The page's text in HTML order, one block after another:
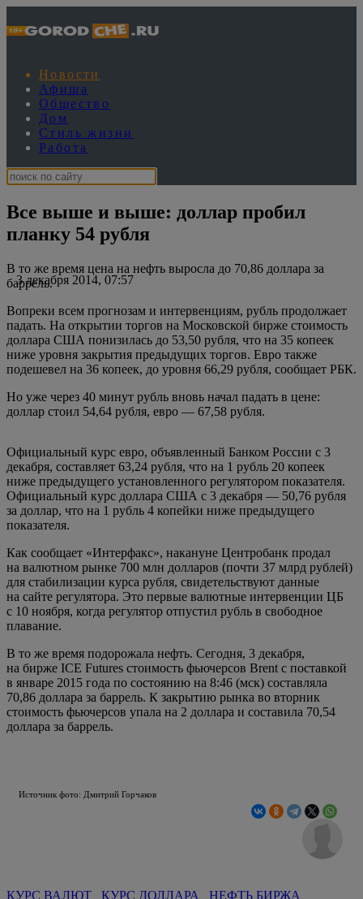
Новости
Афиша
Общество
Дом
Стиль жизни
Работа
Все выше и выше: доллар пробил
планку 54 рубля
3 декабря 2014, 07:57
В то же время цена на нефть выросла до 70,86 доллара за
баррель.
Вопреки всем прогнозам и интервенциям, рубль продолжает
падать. На открытии торгов на Московской бирже стоимость
доллара США понизилась до 53,50 рубля, что на 35 копеек
ниже уровня закрытия предыдущих торгов. Евро также
подешевел на 36 копеек, до уровня 66,29 рубля, сообщает РБК.
Но уже через 40 минут рубль вновь начал падать в цене:
доллар стоил 54,64 рубля, евро — 67,58 рубля.
Официальный курс евро, объявленный Банком России с 3
декабря, составляет 63,24 рубля, что на 1 рубль 20 копеек
ниже предыдущего установленного регулятором показателя.
Официальный курс доллара США с 3 декабря — 50,76 рубля
за доллар, что на 1 рубль 4 копейки ниже предыдущего
показателя.
Как сообщает «Интерфакс», накануне Центробанк продал
на валютном рынке 700 млн долларов (почти 37 млрд рублей)
для стабилизации курса рубля, свидетельствуют данные
на сайте регулятора. Это первые валютные интервенции ЦБ
с 10 ноября, когда регулятор отпустил рубль в свободное
плавание.
В то же время подорожала нефть. Сегодня, 3 декабря,
на бирже ICE Futures стоимость фьючерсов Brent с поставкой
в январе 2015 года по состоянию на 8:46 (мск) составляла
70,86 доллара за баррель. К закрытию рынка во вторник
стоимость фьючерсов упала на 2 доллара и составила 70,54
доллара за баррель.
Источник фото: Дмитрий Горчаков
КУРС ВАЛЮТ КУРС ДОЛЛАРА НЕФТЬ БИРЖА